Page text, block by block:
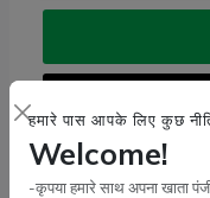
हमारे पास आपके लिए कुछ
Welcome!
-कृपया हमारे साथ अपना खाता
Wishlist